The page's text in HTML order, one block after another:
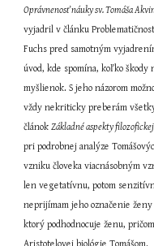
Oprávnenosť náuky sv. Tomáša
vyjadril v článku
Fuchs pred samotným
úvod, kde spomína, koľko
myšlienok. S jeho názorom
vždy nekriticky preberám
článok Základné aspekty
pri podrobnej analýze
vzniku človeka viacnásobným
len vegetatívnu, potom
neprijímam jeho označenie ženy
ktorý podhodnocuje ženu,